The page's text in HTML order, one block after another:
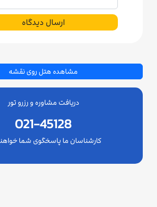
ارسال دیدگاه
مشاهده هتل روی نقشه
دریافت مشاوره و رزرو تور
021-45128
کارشناسان ما پاسخگوی شما